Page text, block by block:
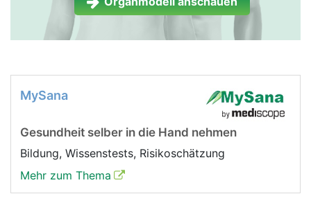
MySana
Gesundheit selber in die Hand nehmen
Bildung, Wissenstests, Risikoschätzung
Mehr zum Thema